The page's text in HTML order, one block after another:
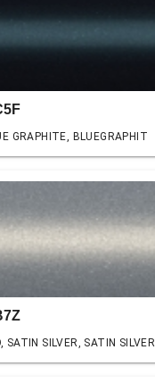
GRAPHITE, BLUEGRAPHIT
SATIN SILVER, SATIN